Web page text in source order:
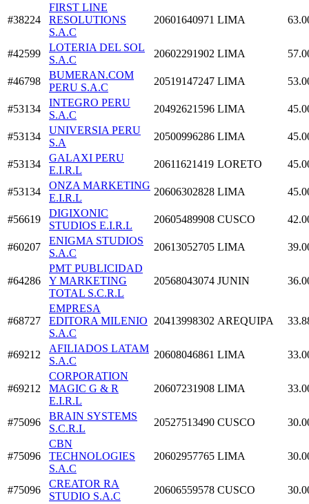
#38224
FIRST LINE
RESOLUTIONS
S.A.C
20601640971 LIMA
#42599
LOTERIA DEL SOL
S.A.C
20602291902 LIMA
#46798
BUMERAN.COM
PERU S.A.C
20519147247 LIMA
#53134
INTEGRO PERU
S.A.C
20492621596 LIMA
#53134
UNIVERSIA PERU
S.A
20500996286 LIMA
#53134
GALAXI PERU
E.I.R.L
20611621419 LORETO
#53134
ONZA MARKETING
E.I.R.L
20606302828 LIMA
#56619
DIGIXONIC
STUDIOS E.I.R.L
20605489908 CUSCO
#60207
ENIGMA STUDIOS
S.A.C
20613052705 LIMA
#64286
PMT PUBLICIDAD
Y MARKETING
TOTAL S.C.R.L
20568043074 JUNIN
#68727
EMPRESA
EDITORA MILENIO
S.A.C
20413998302 AREQUIPA
#69212
AFILIADOS LATAM
S.A.C
20608046861 LIMA
#69212
CORPORATION
MAGIC G & R
E.I.R.L
20607231908 LIMA
#75096
BRAIN SYSTEMS
S.C.R.L
20527513490 CUSCO
#75096
CBN
TECHNOLOGIES
S.A.C
20602957765 LIMA
#75096
CREATOR RA
STUDIO S.A.C
20606559578 CUSCO